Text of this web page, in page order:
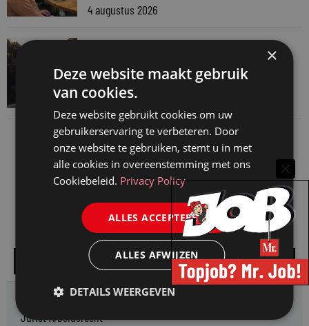
4 augustus 2026
VAN ONZE KENNISPARTNERS
Waarom standaard carrièrepaden talent
kosten
31 juli 2026
Alle vacatures
HMP zoekt een
Jurist Arbeidsrecht
×
Deze website maakt gebruik
van cookies.
Deze website gebruikt cookies om uw
gebruikerservaring te verbeteren. Door
onze website te gebruiken, stemt u in met
alle cookies in overeenstemming met ons
Cookiebeleid. Privacy Policy
ALLES ACCEPTEREN
ALLES AFWIJZEN
DETAILS WEERGEVEN